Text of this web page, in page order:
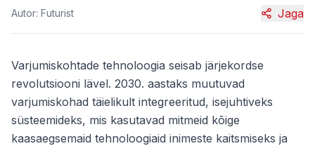
Autor: Futurist Jaga
Varjumiskohtade tehnoloogia seisab järjekordse
revolutsiooni lävel. 2030. aastaks muutuvad
varjumiskohad täielikult integreeritud, isejuhtiveks
süsteemideks, mis kasutavad mitmeid kõige
kaasaegsemaid tehnoloogiaid inimeste kaitsmiseks ja